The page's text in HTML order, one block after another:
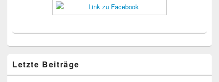
Letzte Beiträge